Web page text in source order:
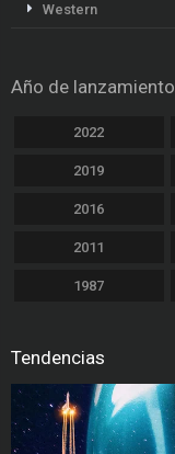
Western
Año de lanzamiento
2022
2019
2016
2011
1987
Tendencias